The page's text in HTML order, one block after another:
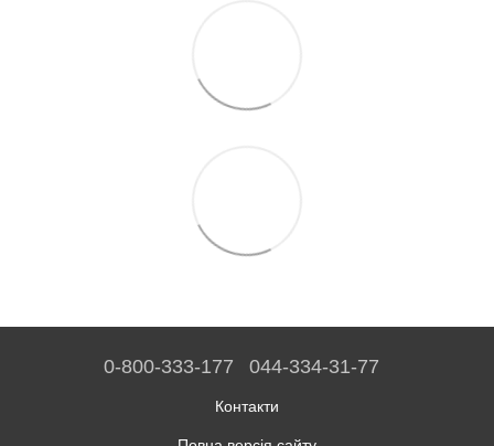
0-800-333-177 044-334-31-77
Контакти